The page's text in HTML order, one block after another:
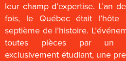
leur champ d’expertise. L’an
fois, le Québec était
septième de l’histoire.
toutes pièces par un
exclusivement étudiant, une